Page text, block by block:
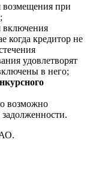
возмещения при
включения
когда кредитор не
удовлетворят
в него;
возможно